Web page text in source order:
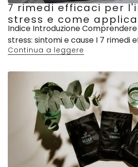
7 rimedi efficaci per
stress e come
Indice Introduzione
stress: sintomi e cause I 7 rimedi
Continua a leggere